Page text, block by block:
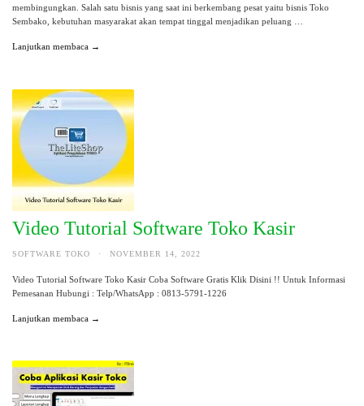
membingungkan. Salah satu bisnis yang saat ini berkembang pesat yaitu bisnis Toko
Sembako, kebutuhan masyarakat akan tempat tinggal menjadikan peluang …
Lanjutkan membaca →
Video Tutorial Software Toko Kasir
SOFTWARE TOKO · NOVEMBER 14, 2022
Video Tutorial Software Toko Kasir Coba Software Gratis Klik Disini !! Untuk Informasi
Pemesanan Hubungi : Telp/WhatsApp : 0813-5791-1226
Lanjutkan membaca →